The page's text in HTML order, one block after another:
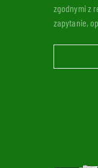
zgodnymi z
zapytanie,